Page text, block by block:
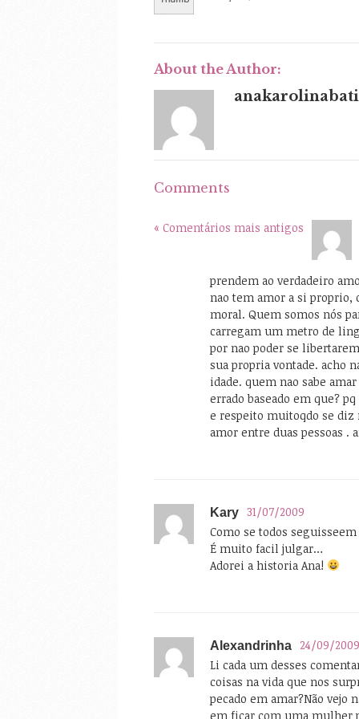
About the Author:
Comments
« Comentários mais antigos
prendem ao verdadeiro
nao tem amor a si proprio,
moral. Quem somos nós
carregam um metro de
por nao poder se
sua propria vontade. acho
idade. quem nao sabe
errado baseado em que?
e respeito muitoqdo se diz
amor entre duas pessoas .
Kary 31/07/2009
Como se todos
É muito facil julgar…
Adorei a historia Ana!
Alexandrinha
24/09/2009
Li cada um desses
coisas na vida que nos
pecado em amar?Não
em ficar com uma mulher